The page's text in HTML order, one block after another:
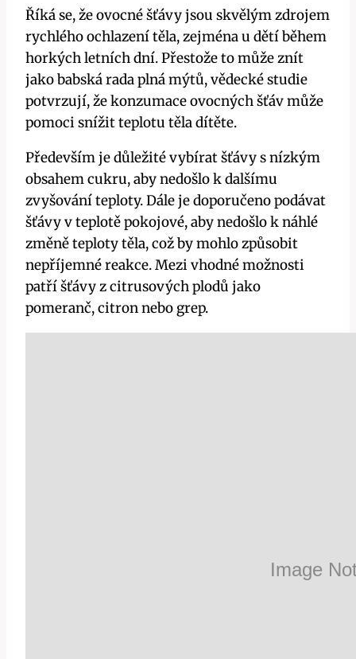
Říká⁣ se, ‍že ovocné šťávy jsou skvělým zdrojem⁢
rychlého ochlazení těla,⁣ zejména u dětí během​
horkých letních dní. Přestože​ to může znít
jako ⁢babská rada plná mýtů, ‌vědecké studie
potvrzují,⁢ že konzumace ovocných šťáv může
pomoci snížit teplotu těla dítěte.
Především je ‌důležité‌ vybírat šťávy ⁣s nízkým
obsahem cukru, aby nedošlo‌ k dalšímu
zvyšování ‍teploty. Dále je doporučeno podávat
šťávy v teplotě pokojové, aby ‌nedošlo k⁤ náhlé⁣
změně teploty těla, což by mohlo způsobit
nepříjemné reakce. Mezi vhodné⁣ možnosti
patří šťávy z citrusových plodů jako
pomeranč, ⁢citron nebo grep.